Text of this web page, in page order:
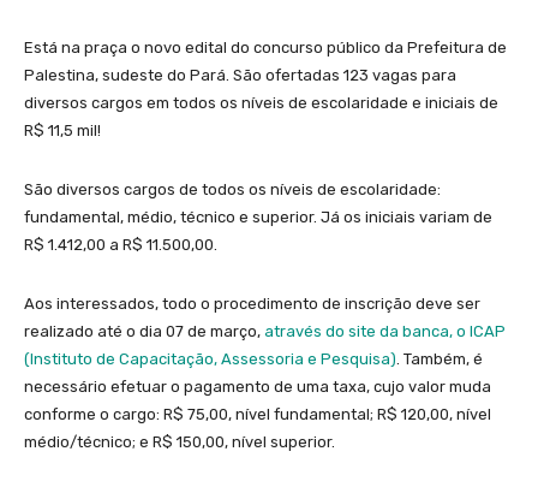
Está na praça o novo edital do concurso público da Prefeitura de
Palestina, sudeste do Pará. São ofertadas 123 vagas para
diversos cargos em todos os níveis de escolaridade e iniciais de
R$ 11,5 mil!
São diversos cargos de todos os níveis de escolaridade:
fundamental, médio, técnico e superior. Já os iniciais variam de
R$ 1.412,00 a R$ 11.500,00.
Aos interessados, todo o procedimento de inscrição deve ser
realizado até o dia 07 de março, através do site da banca, o ICAP
(Instituto de Capacitação, Assessoria e Pesquisa). Também, é
necessário efetuar o pagamento de uma taxa, cujo valor muda
conforme o cargo: R$ 75,00, nível fundamental; R$ 120,00, nível
médio/técnico; e R$ 150,00, nível superior.